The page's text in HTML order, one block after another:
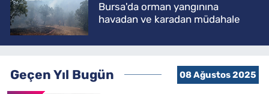
Bursa'da orman yangınına
havadan ve karadan müdahale
Geçen Yıl Bugün 08 Ağustos 2025